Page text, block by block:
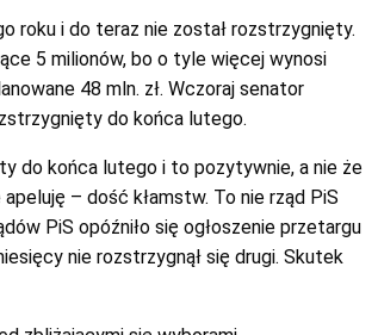
roku i do teraz nie został rozstrzygnięty.
5 milionów, bo o tyle więcej wynosi
48 mln. zł. Wczoraj senator
do końca lutego.
do końca lutego i to pozytywnie, a nie że
– dość kłamstw. To nie rząd PiS
PiS opóźniło się ogłoszenie przetargu
nie rozstrzygnął się drugi. Skutek